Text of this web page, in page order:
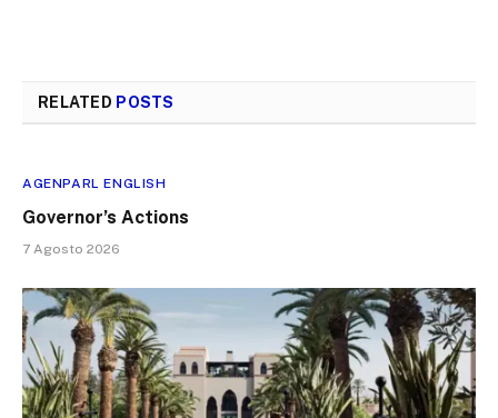
RELATED POSTS
AGENPARL ENGLISH
Governor’s Actions
7 Agosto 2026